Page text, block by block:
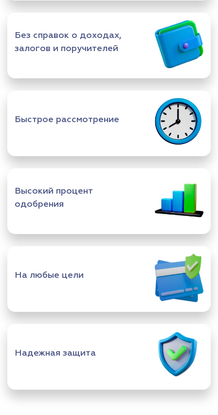
Без справок о доходах,
залогов и поручителей
Быстрое рассмотрение
Высокий процент
одобрения
На любые цели
Надежная защита